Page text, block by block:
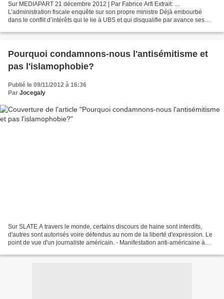
Sur MEDIAPART 21 décembre 2012 | Par Fabrice Arfi Extrait: ...
L’administration fiscale enquête sur son propre ministre Déjà embourbé
dans le conflit d’intérêts qui le lie à UBS et qui disqualifie par avance ses
Pourquoi condamnons-nous l'antisémitisme et
pas l'islamophobie?
Publié le 09/11/2012 à 16:36
Par Jocegaly
Sur SLATE A travers le monde, certains discours de haine sont interdits,
d'autres sont autorisés voire défendus au nom de la liberté d'expression. Le
point de vue d'un journaliste américain. - Manifestation anti-américaine à